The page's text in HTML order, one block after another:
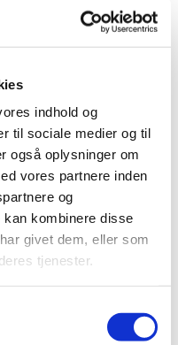
indhold og
til sociale medier og til
også oplysninger om
vores partnere inden
og
kombinere disse
givet dem, eller som
tjenester.